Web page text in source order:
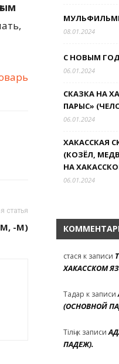
статья
-М)
08.01.2024
С НОВЫМ
06.01.2024
СКАЗКА НА
ПАРЫС»
06.01.2024
ХАКАССКАЯ
(КОЗЁЛ,
НА
06.01.2024
стася к записи
ХАКАССКОМ
Тадар к записи
(ОСНОВНОЙ
Тілҷік записи
ПАДЕЖ).